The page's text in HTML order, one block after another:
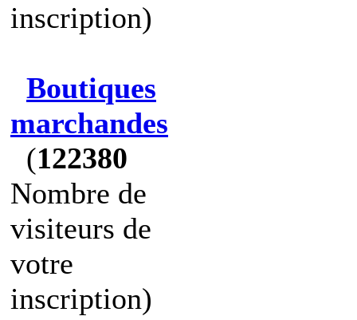
inscription)
Boutiques
marchandes
(122380
Nombre de
visiteurs de
votre
inscription)